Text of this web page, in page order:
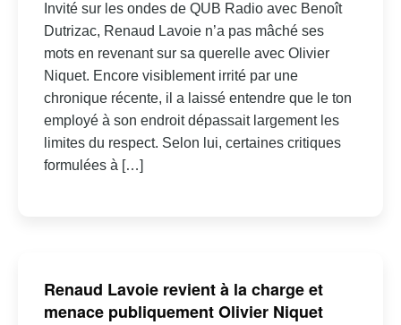
Invité sur les ondes de QUB Radio avec Benoît
Dutrizac, Renaud Lavoie n’a pas mâché ses
mots en revenant sur sa querelle avec Olivier
Niquet. Encore visiblement irrité par une
chronique récente, il a laissé entendre que le ton
employé à son endroit dépassait largement les
limites du respect. Selon lui, certaines critiques
formulées à […]
Renaud Lavoie revient à la charge et
menace publiquement Olivier Niquet